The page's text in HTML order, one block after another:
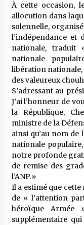
À cette occasion,
allocution dans
solennelle,
l’indépendance et
nationale, traduit
nationale
libération nationale,
des valeureux
S’adressant au
J’ai l’honneur de
la République,
ministre de la
ainsi qu’au nom de
nationale
notre profonde
de remise des
l’ANP.»
Il a estimé que
de « l’attention
héroïque Armée
supplémentaire